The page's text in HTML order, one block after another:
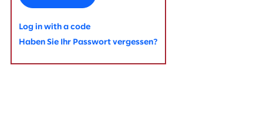
Log in with a code
Haben Sie Ihr Passwort vergessen?